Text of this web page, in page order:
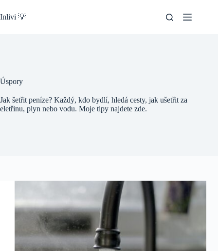
to
content
Inlivi 💡
Úspory
Jak šetřit peníze? Každý, kdo bydlí, hledá cesty, jak ušetřit za
eletřinu, plyn nebo vodu. Moje tipy najdete zde.